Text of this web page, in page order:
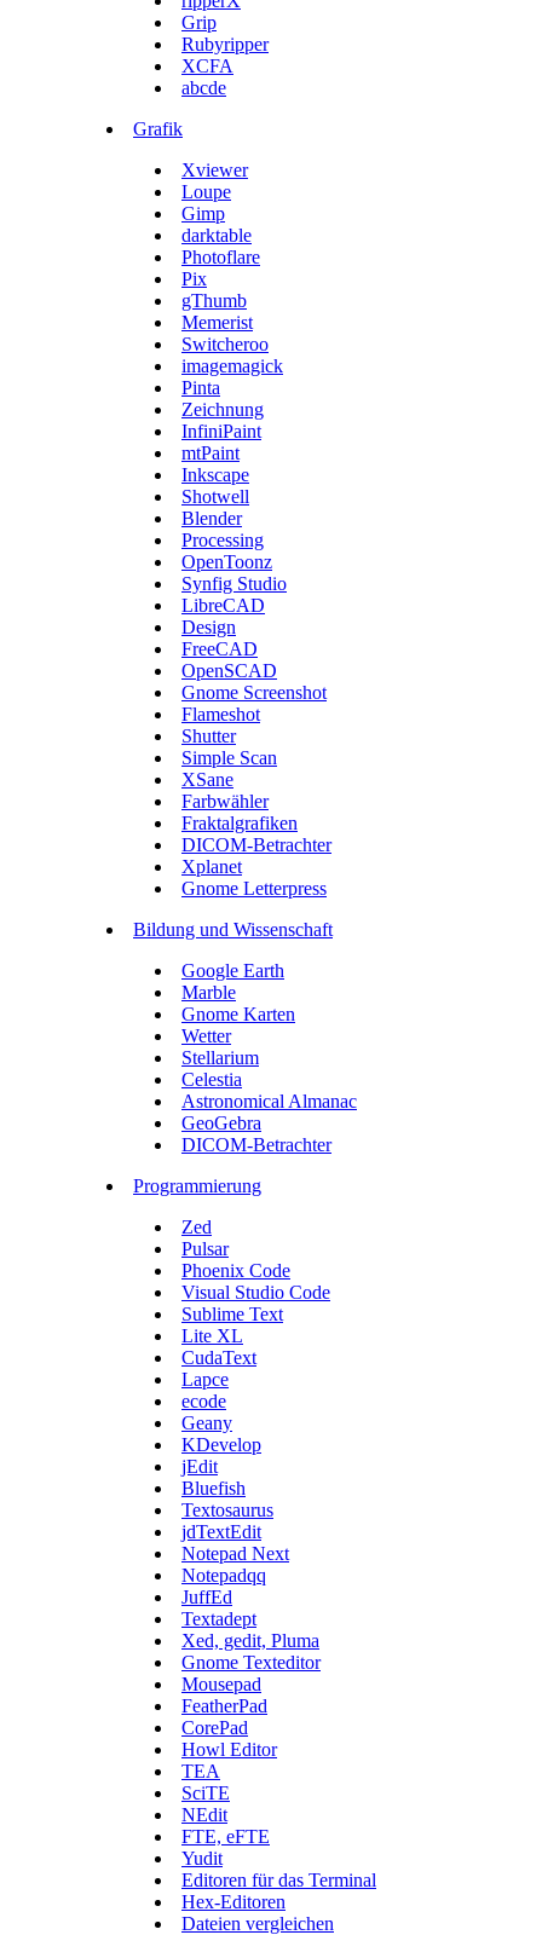
Grip
Rubyripper
XCFA
abcde
Grafik
Xviewer
Loupe
Gimp
darktable
Photoflare
Pix
gThumb
Memerist
Switcheroo
imagemagick
Pinta
Zeichnung
InfiniPaint
mtPaint
Inkscape
Shotwell
Blender
Processing
OpenToonz
Synfig Studio
LibreCAD
Design
FreeCAD
OpenSCAD
Gnome Screenshot
Flameshot
Shutter
Simple Scan
XSane
Farbwähler
Fraktalgrafiken
DICOM-Betrachter
Xplanet
Gnome Letterpress
Bildung und Wissenschaft
Google Earth
Marble
Gnome Karten
Wetter
Stellarium
Celestia
Astronomical Almanac
GeoGebra
DICOM-Betrachter
Programmierung
Zed
Pulsar
Phoenix Code
Visual Studio Code
Sublime Text
Lite XL
CudaText
Lapce
ecode
Geany
KDevelop
jEdit
Bluefish
Textosaurus
jdTextEdit
Notepad Next
Notepadqq
JuffEd
Textadept
Xed, gedit, Pluma
Gnome Texteditor
Mousepad
FeatherPad
CorePad
Howl Editor
TEA
SciTE
NEdit
FTE, eFTE
Yudit
Editoren für das Terminal
Hex-Editoren
Dateien vergleichen